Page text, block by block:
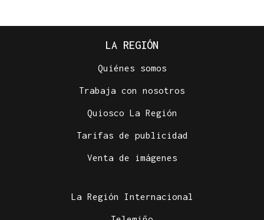
LA REGIÓN
Quiénes somos
Trabaja con nosotros
Quiosco La Región
Tarifas de publicidad
Venta de imágenes
La Región Internacional